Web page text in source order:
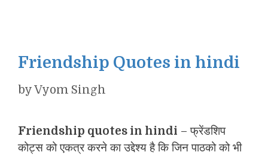
Friendship Quotes in hindi
byVyom Singh
Friendship quotes in hindi – फ्रेंडशिप
कोट्स को एकत्र करने का उद्देश्य है कि जिन पाठको को भी